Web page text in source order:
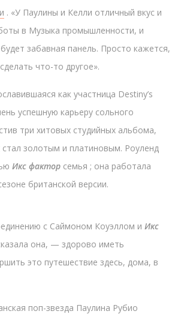
. «У Паулины и Келли отличный вкус и
в Музыка промышленности, и
забавная панель. Просто кажется,
что-то другое».
как участница Destiny’s
успешную карьеру сольного
три хитовых студийных альбома,
золотым и платиновым. Роуленд
Икс фактор семья ; она работала
британской версии.
с Саймоном Коуэллом и Икс
она, — здорово иметь
это путешествие здесь, дома, в
поп-звезда Паулина Рубио